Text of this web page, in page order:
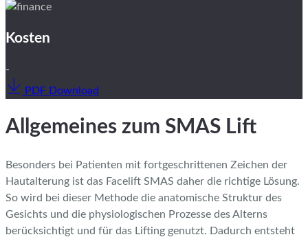
Kosten
-
PDF Download
Allgemeines zum SMAS Lift
Besonders bei Patienten mit fortgeschrittenen Zeichen der
Hautalterung ist das Facelift SMAS daher die richtige Lösung.
So wird bei dieser Methode die anatomische Struktur des
Gesichts und die physiologischen Prozesse des Alterns
berücksichtigt und für das Lifting genutzt. Dadurch entsteht